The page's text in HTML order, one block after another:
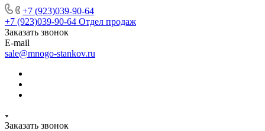
+7 (923)039-90-64
+7 (923)039-90-64 Отдел продаж
Заказать звонок
E-mail
sale@mnogo-stankov.ru
Заказать звонок